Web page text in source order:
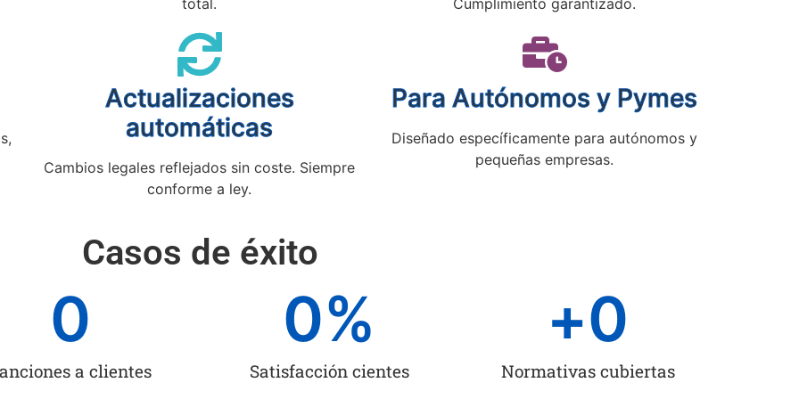
total. Cumplimiento garantizado.
Actualizaciones
automáticas
Cambios legales reflejados sin coste. Siempre
conforme a ley.
Para Autónomos y Pymes
Diseñado específicamente para autónomos y
pequeñas empresas.
Casos de éxito
a clientes
0
Satisfacción cientes
0%
Normativas cubiertas
+0